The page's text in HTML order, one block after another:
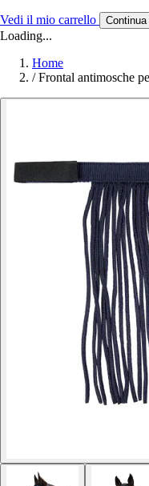
Vedi il mio carrello
Loading...
Home
/ Frontal antimosche